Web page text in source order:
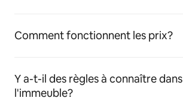
Comment fonctionnent les prix?
Y a-t-il des règles à connaître dans
l'immeuble?